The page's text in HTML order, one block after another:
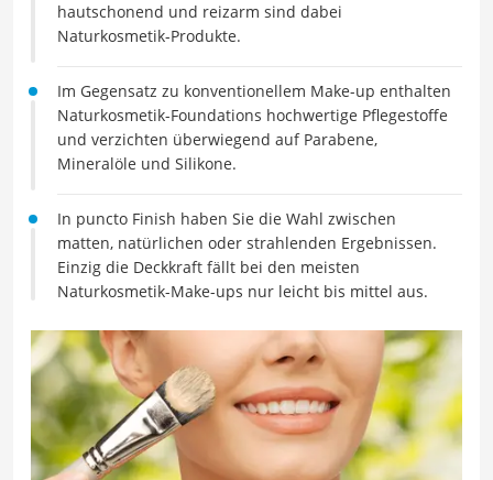
hautschonend und reizarm sind dabei
Naturkosmetik-Produkte.
Im Gegensatz zu konventionellem Make-up enthalten
Naturkosmetik-Foundations hochwertige Pflegestoffe
und verzichten überwiegend auf Parabene,
Mineralöle und Silikone.
In puncto Finish haben Sie die Wahl zwischen
matten, natürlichen oder strahlenden Ergebnissen.
Einzig die Deckkraft fällt bei den meisten
Naturkosmetik-Make-ups nur leicht bis mittel aus.